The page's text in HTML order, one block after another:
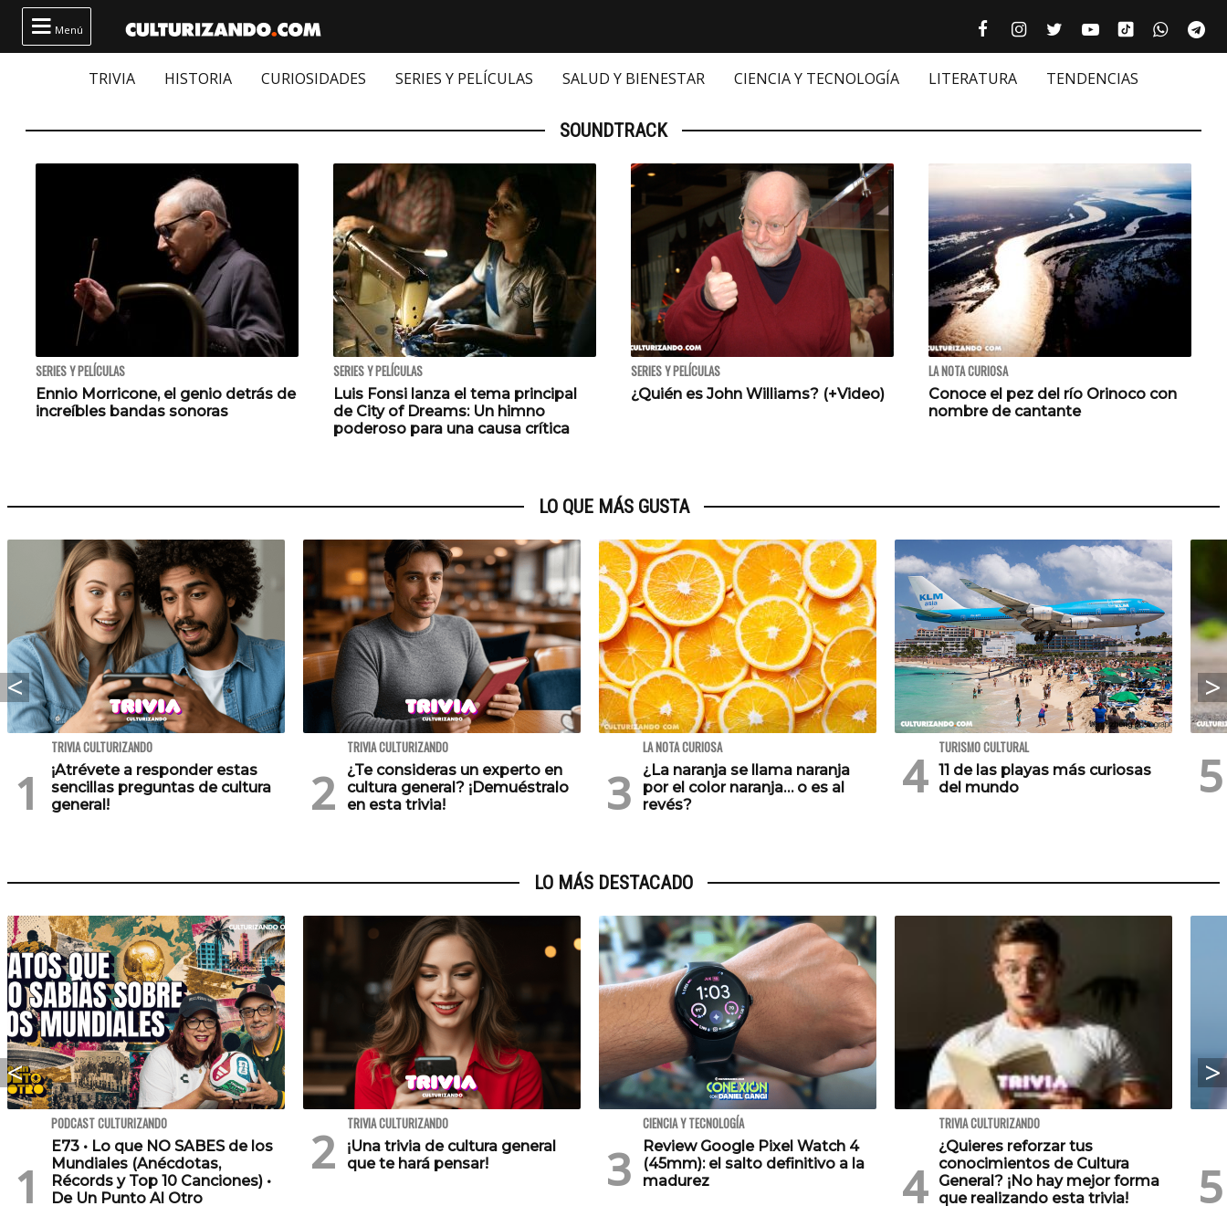
 Menú  Facebook culturizando.com |
 Instagram
 Twitter
 Youtube
Tiktok
 
TRIVIA HISTORIA CURIOSIDADES SERIES Y PELÍCULAS SALUD Y BIENESTAR CIENCIA Y TECNOLOGÍA LITERATURA TENDENCIAS
SOUNDTRACK
SERIES Y PELÍCULAS
Ennio Morricone, el genio detrás de
increíbles bandas sonoras
SERIES Y PELÍCULAS
Luis Fonsi lanza el tema principal
de City of Dreams: Un himno
poderoso para una causa crítica
SERIES Y PELÍCULAS
¿Quién es John Williams? (+Video)
LA NOTA CURIOSA
Conoce el pez del río Orinoco con
nombre de cantante
LO QUE MÁS GUSTA
TRIVIA CULTURIZANDO
¡Atrévete a responder estas
sencillas preguntas de cultura
general!
TRIVIA CULTURIZANDO
¿Te consideras un experto en
cultura general? ¡Demuéstralo
en esta trivia!
LA NOTA CURIOSA
¿La naranja se llama naranja
por el color naranja… o es al
revés?
TURISMO CULTURAL
11 de las playas más curiosas
del mundo
LO MÁS DESTACADO
PODCAST CULTURIZANDO
E73 • Lo que NO SABES de los
Mundiales (Anécdotas,
Récords y Top 10 Canciones) •
De Un Punto Al Otro
TRIVIA CULTURIZANDO
¡Una trivia de cultura general
que te hará pensar!
CIENCIA Y TECNOLOGÍA
Review Google Pixel Watch 4
(45mm): el salto definitivo a la
madurez
TRIVIA CULTURIZANDO
¿Quieres reforzar tus
conocimientos de Cultura
General? ¡No hay mejor forma
que realizando esta trivia!